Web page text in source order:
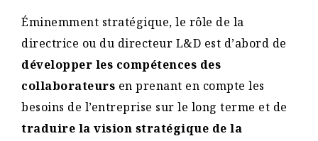
Éminemment stratégique, le rôle de la
directrice ou du directeur L&D est d’abord de
développer les compétences des
collaborateurs en prenant en compte les
besoins de l’entreprise sur le long terme et de
traduire la vision stratégique de la